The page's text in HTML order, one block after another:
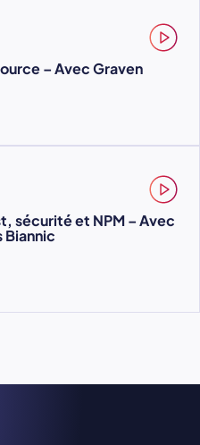
– Avec Graven
sécurité et NPM – Avec
Biannic